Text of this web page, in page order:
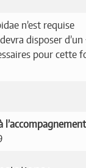
n’est requise
disposer d’un
pour cette